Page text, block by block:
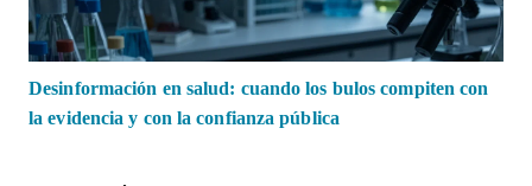
Desinformación en salud: cuando los bulos compiten con
la evidencia y con la confianza pública